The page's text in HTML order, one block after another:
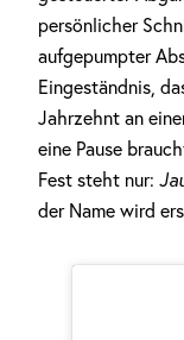
persönlicher
aufgepumpter
Eingeständnis,
Jahrzehnt an
eine Pause
Fest steht nur:
der Name wird